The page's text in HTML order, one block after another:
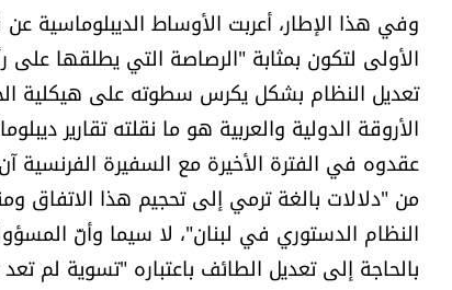
وفي هذا الإطار، أعربت الأوساط
الأولى لتكون بمثابة "الرصاصة التي يطلقها
تعديل النظام بشكل يكرس سطوته على هيكلية
الأروقة الدولية والعربية هو ما نقلته تقارير
عقدوه في الفترة الأخيرة مع السفيرة الفرنسية
من "دلالات بالغة ترمي إلى تحجيم هذا الاتفاق
النظام الدستوري في لبنان"، لا سيما وأنّ
بالحاجة إلى تعديل الطائف باعتباره "تسوية لم